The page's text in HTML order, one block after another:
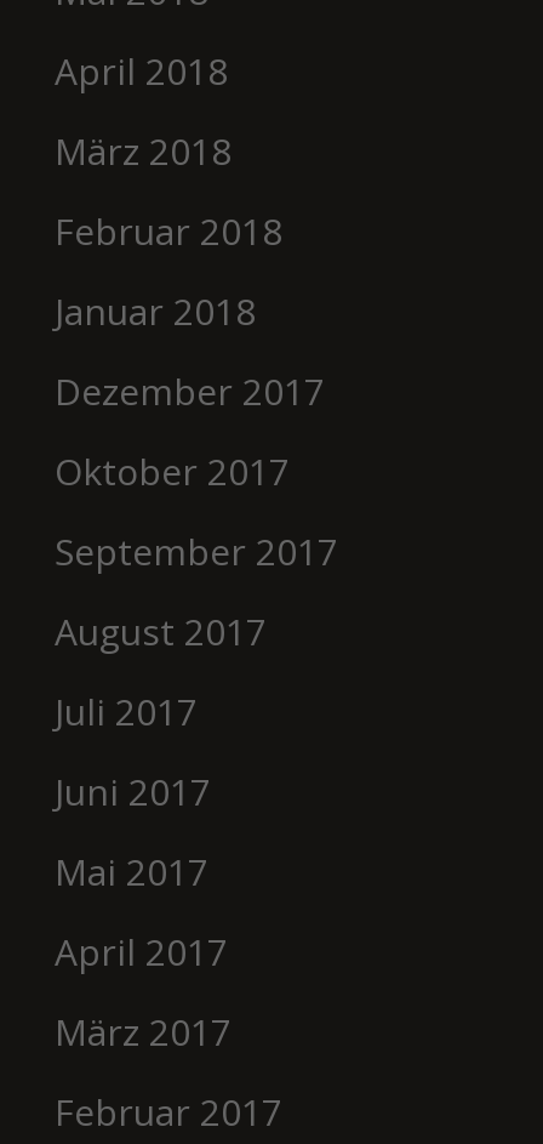
April 2018
März 2018
Februar 2018
Januar 2018
Dezember 2017
Oktober 2017
September 2017
August 2017
Juli 2017
Juni 2017
Mai 2017
April 2017
März 2017
Februar 2017